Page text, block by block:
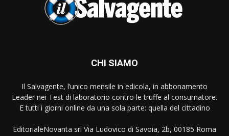
CHI SIAMO
Il Salvagente, l’unico mensile in edicola, in abbonamento
Leader nei Test di laboratorio contro le truffe al consumatore.
E tutti i giorni online da una sola parte: quella del cittadino
EditorialeNovanta srl Via Ludovico di Savoia, 2b, 00185 Roma